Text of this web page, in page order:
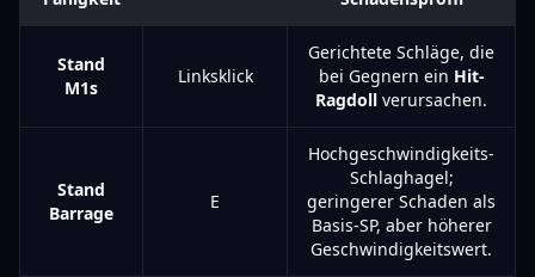
Stand
M1s
Linksklick
Gerichtete Schläge, die
bei Gegnern ein Hit-
Ragdoll verursachen.
Stand
Barrage
E
Hochgeschwindigkeits-
Schlaghagel;
geringerer Schaden als
Basis-SP, aber höherer
Geschwindigkeitswert.